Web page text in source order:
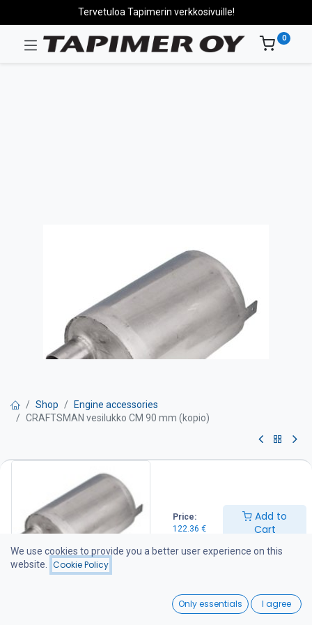
Price:
122.36 €
Add to
Cart
Wishlist
Tervetuloa Tapimerin verkkosivuille!
0
Shop
Engine accessories
CRAFTSMAN vesilukko CM 90 mm (kopio)
CRAFTSMAN vesilukko CM 90
mm (kopio)
Craftsman Soundlock vesilukkoäänenvaimennin-yhdistelmä on
patentoitu ja kompakti ratkaisu meridieselmoottoreiden märkään
pakoputkistoon.
VESILUKKO 90 mm
We use cookies to provide you a better user experience on this
website.
Cookie Policy
Only essentials I agree